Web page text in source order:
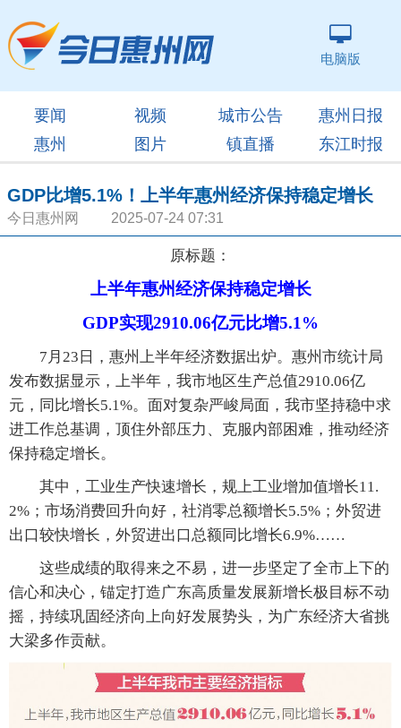
电脑版
要闻 视频 城市公告
惠州日报
惠州
图片 镇直播 东江时报
GDP比增5.1%！上半年惠州经济保持稳定增长
今日惠州网 2025-07-24 07:31
原标题：
上半年惠州经济保持稳定增长
GDP实现2910.06亿元比增5.1%
7月23日，惠州上半年经济数据出炉。惠州市统计局
发布数据显示，上半年，我市地区生产总值2910.06亿
元，同比增长5.1%。面对复杂严峻局面，我市坚持稳中求
进工作总基调，顶住外部压力、克服内部困难，推动经济
保持稳定增长。
其中，工业生产快速增长，规上工业增加值增长11.
2%；市场消费回升向好，社消零总额增长5.5%；外贸进
出口较快增长，外贸进出口总额同比增长6.9%……
这些成绩的取得来之不易，进一步坚定了全市上下的
信心和决心，锚定打造广东高质量发展新增长极目标不动
摇，持续巩固经济向上向好发展势头，为广东经济大省挑
大梁多作贡献。